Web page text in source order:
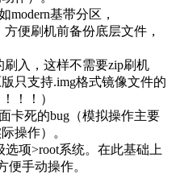
基带分区，
方便刷机前备份底层文件，
刷入，这样不需要zip刷机
只支持.img格式镜像文件的
！！）
卡死的bug（模拟操作主要
操作）。
项>root系统。在此基础上
便手动操作。